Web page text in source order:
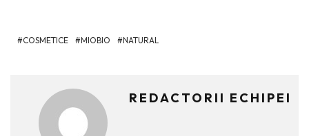
COSMETICE MIOBIO NATURAL
REDACTORII ECHIPEI